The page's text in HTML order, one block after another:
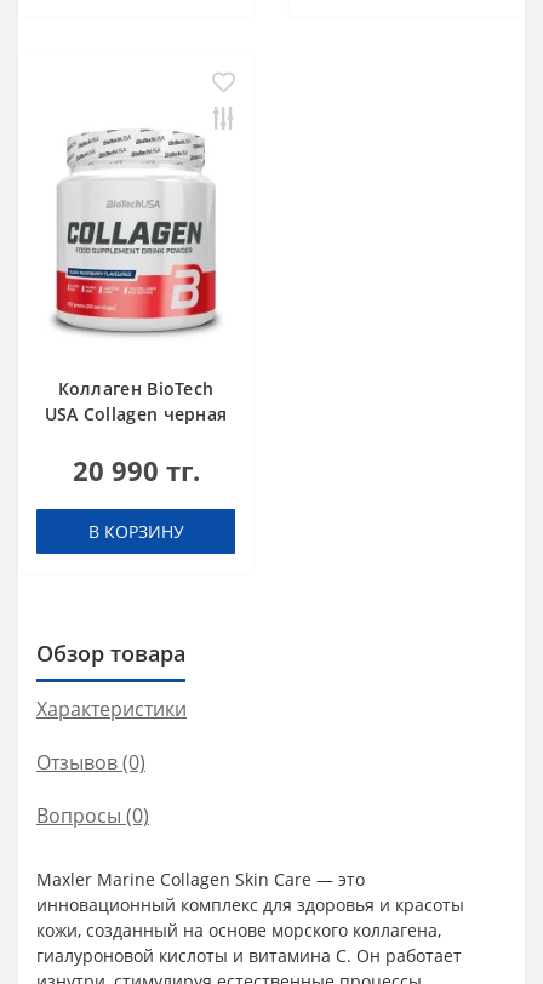
Коллаген BioTech
USA Collagen черная
20 990 тг.
В КОРЗИНУ
Обзор товара
Характеристики
Отзывов (0)
Вопросы (0)
Maxler Marine Collagen Skin Care — это
инновационный комплекс для здоровья и красоты
кожи, созданный на основе морского коллагена,
гиалуроновой кислоты и витамина С. Он работает